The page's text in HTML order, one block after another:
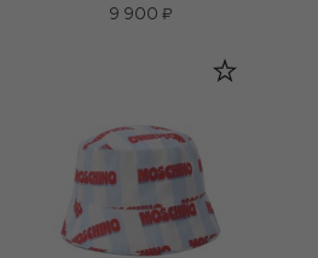
9 900 ₽